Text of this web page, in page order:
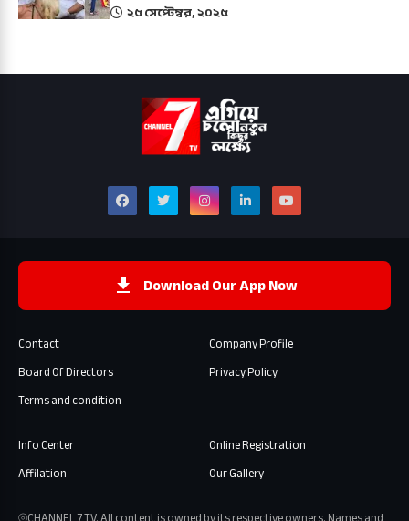
২৫ সেপ্টেম্বর, ২০২৫
Download Our App Now
Contact
Company Profile
Board Of Directors
Privacy Policy
Terms and condition
Info Center
Online Registration
Affilation
Our Gallery